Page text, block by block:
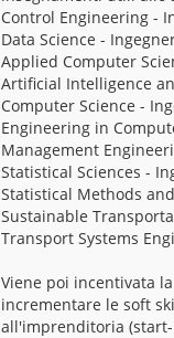
Control Engineering -
Data Science -
Applied Computer
Artificial Intelligence
Computer Science -
Engineering in
Management
Statistical Sciences -
Statistical Methods
Sustainable
Transport Systems
Viene poi incentivata
incrementare le soft
all'imprenditoria